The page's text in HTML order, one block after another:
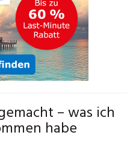
– was ich
habe